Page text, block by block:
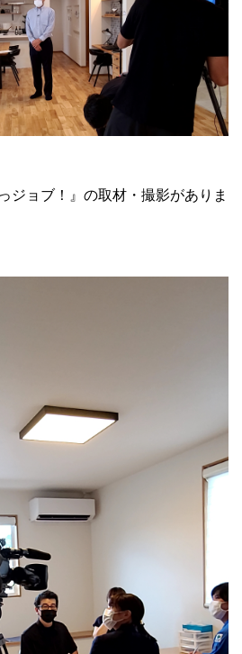
ジョブ！』の取材・撮影がありま